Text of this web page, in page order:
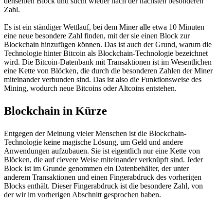
Zahl.
Es ist ein ständiger Wettlauf, bei dem Miner alle etwa 10 Minuten
eine neue besondere Zahl finden, mit der sie einen Block zur
Blockchain hinzufügen können. Das ist auch der Grund, warum die
Technologie hinter Bitcoin als Blockchain-Technologie bezeichnet
wird. Die Bitcoin-Datenbank mit Transaktionen ist im Wesentlichen
eine Kette von Blöcken, die durch die besonderen Zahlen der Miner
miteinander verbunden sind. Das ist also die Funktionsweise des
Mining, wodurch neue Bitcoins oder Altcoins entstehen.
Blockchain in Kürze
Entgegen der Meinung vieler Menschen ist die Blockchain-
Technologie keine magische Lösung, um Geld und andere
Anwendungen aufzubauen. Sie ist eigentlich nur eine Kette von
Blöcken, die auf clevere Weise miteinander verknüpft sind. Jeder
Block ist im Grunde genommen ein Datenbehälter, der unter
anderem Transaktionen und einen Fingerabdruck des vorherigen
Blocks enthält. Dieser Fingerabdruck ist die besondere Zahl, von
der wir im vorherigen Abschnitt gesprochen haben.